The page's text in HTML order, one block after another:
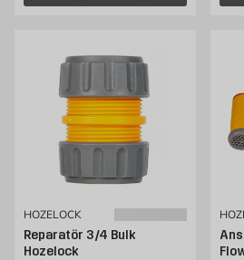
HOZELOCK
Reparatör 3/4 Bulk
Hozelock